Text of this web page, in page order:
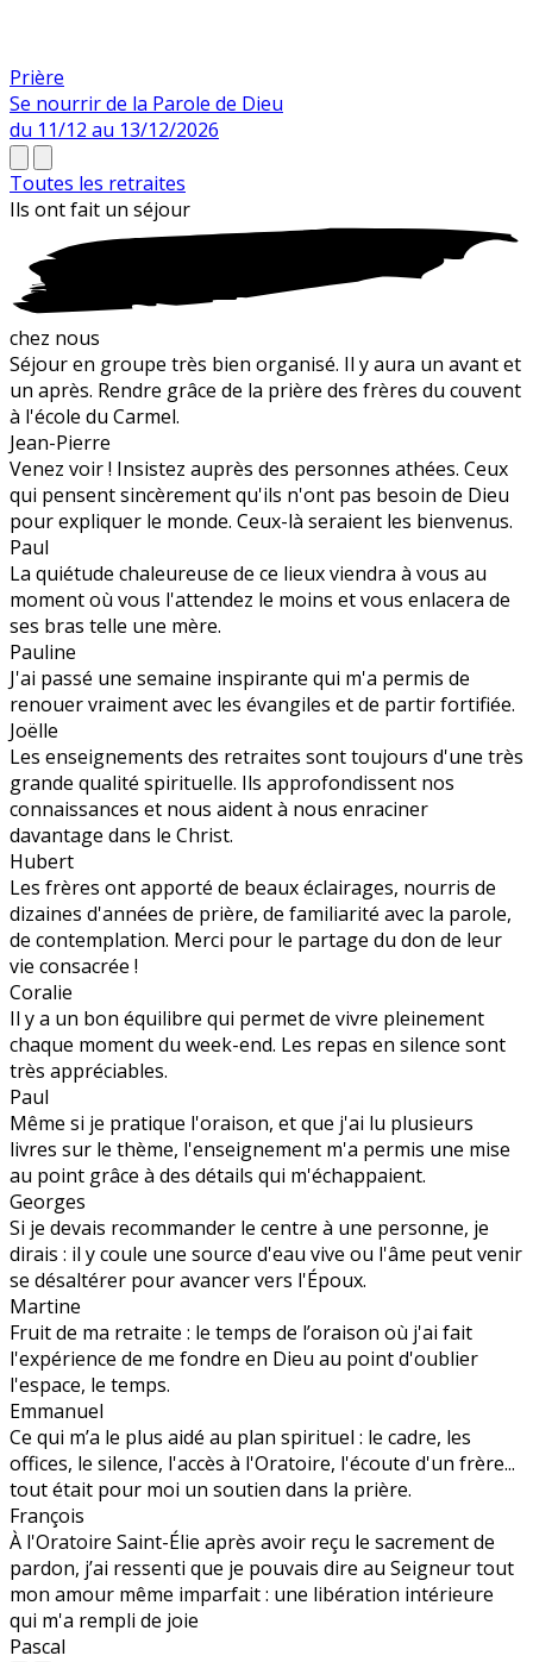
Prière
Se nourrir de la Parole de Dieu
du 11/12 au 13/12/2026
Toutes les retraites
Ils ont fait un séjour
chez nous
Séjour en groupe très bien organisé. Il y aura un avant et
un après. Rendre grâce de la prière des frères du couvent
à l'école du Carmel.
Jean-Pierre
Venez voir ! Insistez auprès des personnes athées. Ceux
qui pensent sincèrement qu'ils n'ont pas besoin de Dieu
pour expliquer le monde. Ceux-là seraient les bienvenus.
Paul
La quiétude chaleureuse de ce lieux viendra à vous au
moment où vous l'attendez le moins et vous enlacera de
ses bras telle une mère.
Pauline
J'ai passé une semaine inspirante qui m'a permis de
renouer vraiment avec les évangiles et de partir fortifiée.
Joëlle
Les enseignements des retraites sont toujours d'une très
grande qualité spirituelle. Ils approfondissent nos
connaissances et nous aident à nous enraciner
davantage dans le Christ.
Hubert
Les frères ont apporté de beaux éclairages, nourris de
dizaines d'années de prière, de familiarité avec la parole,
de contemplation. Merci pour le partage du don de leur
vie consacrée !
Coralie
Il y a un bon équilibre qui permet de vivre pleinement
chaque moment du week-end. Les repas en silence sont
très appréciables.
Paul
Même si je pratique l'oraison, et que j'ai lu plusieurs
livres sur le thème, l'enseignement m'a permis une mise
au point grâce à des détails qui m'échappaient.
Georges
Si je devais recommander le centre à une personne, je
dirais : il y coule une source d'eau vive ou l'âme peut venir
se désaltérer pour avancer vers l'Époux.
Martine
Fruit de ma retraite : le temps de l’oraison où j'ai fait
l'expérience de me fondre en Dieu au point d'oublier
l'espace, le temps.
Emmanuel
Ce qui m’a le plus aidé au plan spirituel : le cadre, les
offices, le silence, l'accès à l'Oratoire, l'écoute d'un frère...
tout était pour moi un soutien dans la prière.
François
À l'Oratoire Saint-Élie après avoir reçu le sacrement de
pardon, j’ai ressenti que je pouvais dire au Seigneur tout
mon amour même imparfait : une libération intérieure
qui m'a rempli de joie
Pascal